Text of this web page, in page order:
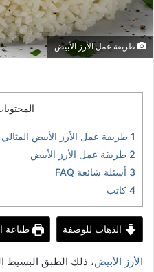
طريقة عمل الأرز الأبيض
1 طريقة عمل الأرز الأبيض
2 طريقة عمل الأرز الأبيض
3 أسئلة شائعة FAQ
4 كاتب
الذهاب للوصفة طباعة
الأرز الأبيض، ذلك الطبق البسيط